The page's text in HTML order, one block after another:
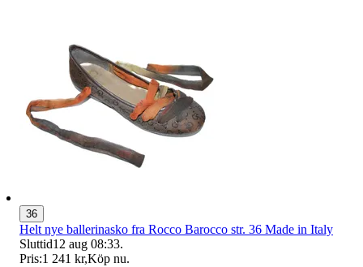
36
Helt nye ballerinasko fra Rocco Barocco str. 36 Made in Italy
Sluttid12 aug 08:33.
Pris:1 241 kr,Köp nu.